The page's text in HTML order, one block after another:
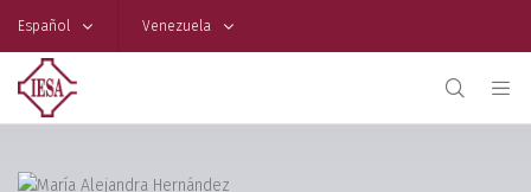
Español Venezuela